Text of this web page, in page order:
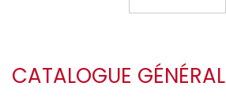
CATALOGUE GÉNÉRAL